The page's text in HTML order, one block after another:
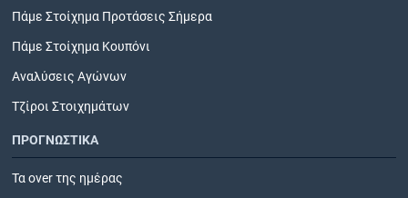
Πάμε Στοίχημα Προτάσεις Σήμερα
Πάμε Στοίχημα Κουπόνι
Αναλύσεις Αγώνων
Τζίροι Στοιχημάτων
ΠΡΟΓΝΩΣΤΙΚΑ
Τα over της ημέρας